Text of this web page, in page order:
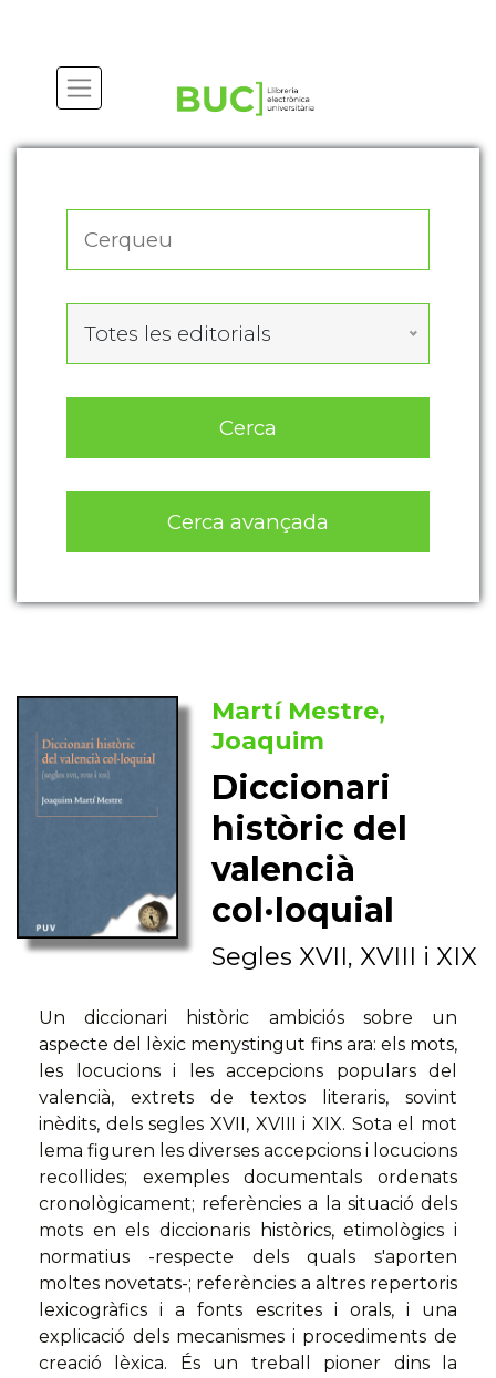
Totes les editorials
Cerca
Cerca avançada
Martí Mestre,
Joaquim
Diccionari
històric del
valencià
col·loquial
Segles XVII, XVIII i XIX
Un diccionari històric ambiciós sobre un
aspecte del lèxic menystingut fins ara: els mots,
les locucions i les accepcions populars del
valencià, extrets de textos literaris, sovint
inèdits, dels segles XVII, XVIII i XIX. Sota el mot
lema figuren les diverses accepcions i locucions
recollides; exemples documentals ordenats
cronològicament; referències a la situació dels
mots en els diccionaris històrics, etimològics i
normatius -respecte dels quals s'aporten
moltes novetats-; referències a altres repertoris
lexicogràfics i a fonts escrites i orals, i una
explicació dels mecanismes i procediments de
creació lèxica. És un treball pioner dins la